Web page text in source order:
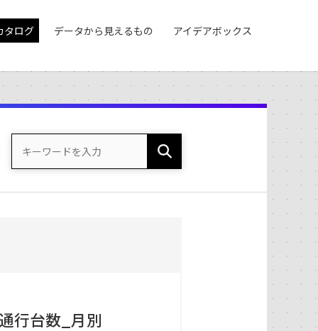
タログ データから見えるもの アイデアボックス
行台数_月別